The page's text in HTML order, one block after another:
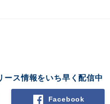
ース情報をいち早く配信中
Facebook